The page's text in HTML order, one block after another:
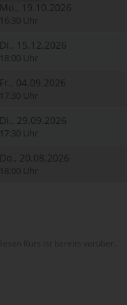
Mo., 19.10.2026
16:30 Uhr
Di., 15.12.2026
18:00 Uhr
Fr., 04.09.2026
17:30 Uhr
Di., 29.09.2026
17:30 Uhr
Do., 20.08.2026
18:00 Uhr